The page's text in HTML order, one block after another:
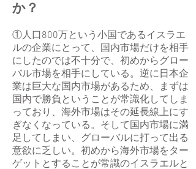
か？
①人口800万という小国であるイスラエ
ルの企業にとって、国内市場だけを相手
にしたのでは不十分で、初めからグロー
バル市場を相手にしている。逆に日本企
業は巨大な国内市場があるため、まずは
国内で勝負ということが常識化してしま
っており、海外市場はその延長線上にす
ぎなくなっている。そして国内市場に満
足してしまい、グローバルに打って出る
意欲に乏しい。初めから海外市場をター
ゲットとすることが常識のイスラエルと